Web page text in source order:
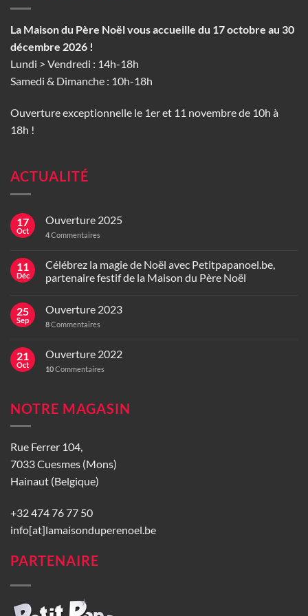
La Maison du Père Noël vous accueille du 17 octobre au 30
décembre 2026 !
Lundi > Vendredi : 14h-18h
Samedi & Dimanche : 10h-18h
Ouverture exceptionnelle le 1er et 11 novembre de 10h à
18h !
ACTUALITÉ
17
Oct
Ouverture 2025
4Commentaires
11
Déc
Célébrez la magie de Noël avec Petitpapanoel.be,
partenaire festif de la Maison du Père Noël
25
Sep
Ouverture 2023
8Commentaires
21
Oct
Ouverture 2022
10Commentaires
NOTRE MAGASIN
Rue Ferrer 104,
7033 Cuesmes (Mons)
Hainaut (Belgique)
+32 474 76 77 50
info[at]lamaisonduperenoel.be
PARTENAIRE